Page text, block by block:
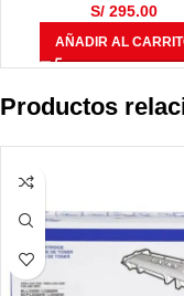
S/295.00
AÑADIR AL
Productos